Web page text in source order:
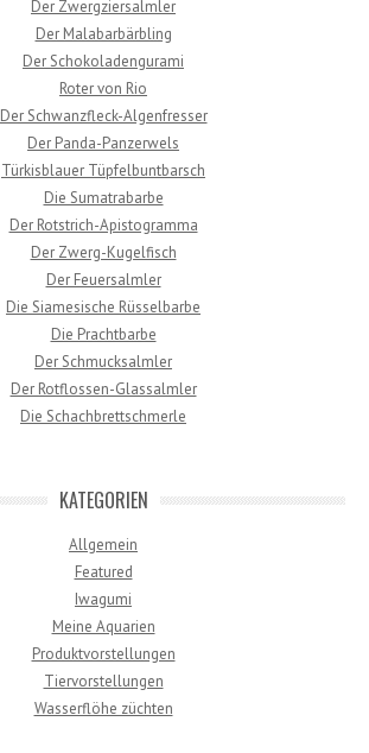
Der Zwergziersalmler
Der Malabarbärbling
Der Schokoladengurami
Roter von Rio
Der Schwanzfleck-Algenfresser
Der Panda-Panzerwels
Türkisblauer Tüpfelbuntbarsch
Die Sumatrabarbe
Der Rotstrich-Apistogramma
Der Zwerg-Kugelfisch
Der Feuersalmler
Die Siamesische Rüsselbarbe
Die Prachtbarbe
Der Schmucksalmler
Der Rotflossen-Glassalmler
Die Schachbrettschmerle
KATEGORIEN
Allgemein
Featured
Iwagumi
Meine Aquarien
Produktvorstellungen
Tiervorstellungen
Wasserflöhe züchten